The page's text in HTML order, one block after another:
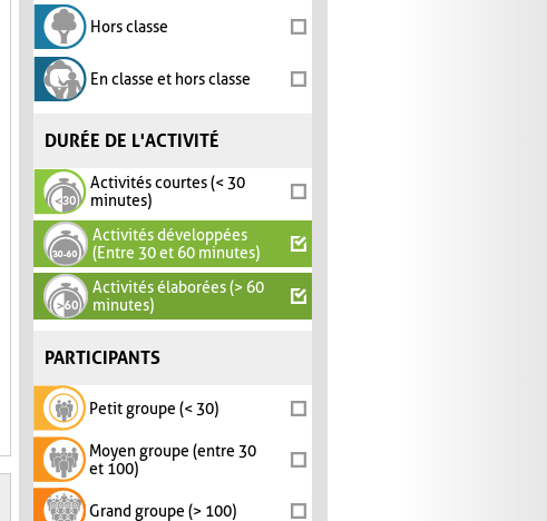
Hors classe
En classe et hors classe
DURÉE DE L'ACTIVITÉ
Activités courtes (< 30
minutes)
Activités développées
(Entre 30 et 60 minutes)
Activités élaborées (> 60
minutes)
PARTICIPANTS
Petit groupe (< 30)
Moyen groupe (entre 30
et 100)
Grand groupe (> 100)